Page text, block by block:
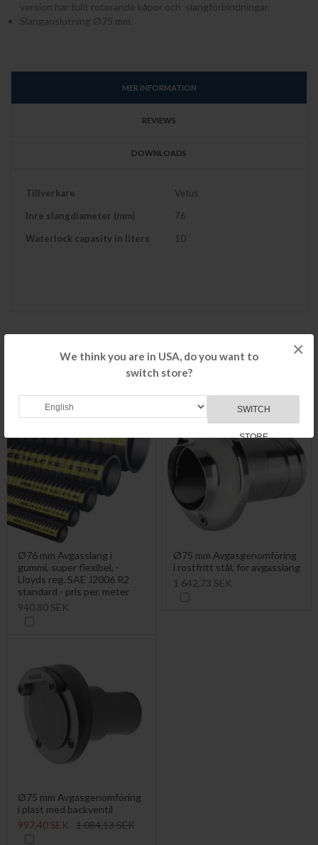
We think you are in USA, do you want to
switch store?
SWITCH
STORE
×
version har fullt roterande kåpor och slangförbindningar.
Slanganslutning Ø75 mm.
MER INFORMATION
REVIEWS
DOWNLOADS
Mer
Tillverkare
Vetus
Inre slangdiameter (mm)
76
Waterlock capasity in liters
10
Check items to add to the cart or select all
Ø76 mm Avgasslang i
gummi, super flexibel, -
Lloyds reg. SAE J2006 R2
standard - pris per. meter
940,80 SEK
Ø75 mm Avgasgenomföring
i rostfritt stål, för avgasslang
1 642,73 SEK
Ø75 mm Avgasgenomföring
i plast med backventil
997,40 SEK
1 084,13 SEK